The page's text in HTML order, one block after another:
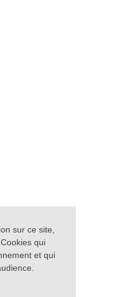
sur ce site,
qui
et qui